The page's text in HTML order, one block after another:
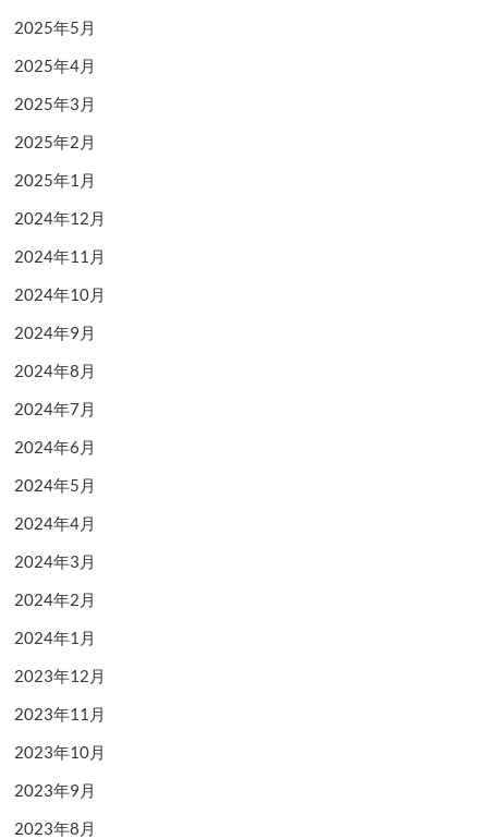
2025年5月
2025年4月
2025年3月
2025年2月
2025年1月
2024年12月
2024年11月
2024年10月
2024年9月
2024年8月
2024年7月
2024年6月
2024年5月
2024年4月
2024年3月
2024年2月
2024年1月
2023年12月
2023年11月
2023年10月
2023年9月
2023年8月